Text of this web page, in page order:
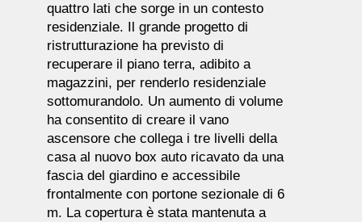
quattro lati che sorge in un contesto
residenziale. Il grande progetto di
ristrutturazione ha previsto di
recuperare il piano terra, adibito a
magazzini, per renderlo residenziale
sottomurandolo. Un aumento di volume
ha consentito di creare il vano
ascensore che collega i tre livelli della
casa al nuovo box auto ricavato da una
fascia del giardino e accessibile
frontalmente con portone sezionale di 6
m. La copertura è stata mantenuta a